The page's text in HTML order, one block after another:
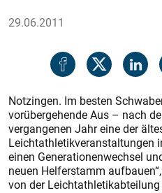
29.06.2011
Notzingen. Im besten
vorübergehende Aus – nach
vergangenen Jahr eine der
Leichtathletikveranstaltungen
einen Generationenwechsel
neuen Helferstamm
von der